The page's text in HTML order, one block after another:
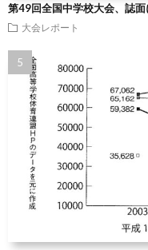
第49回全国中学校大会、誌
大会レポート